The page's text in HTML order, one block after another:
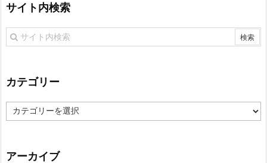
サイト内検索
カテゴリー
カ
テ
ー
アーカイブ